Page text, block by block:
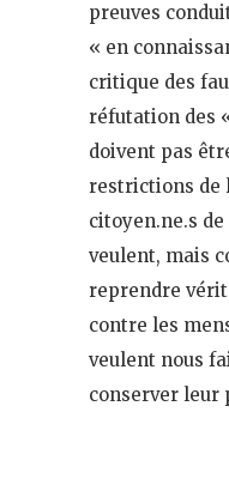
preuves
« en
critique des
réfutation des
doivent pas
restrictions de
citoyen.ne.s de
veulent, mais
reprendre
contre les
veulent nous
conserver leur